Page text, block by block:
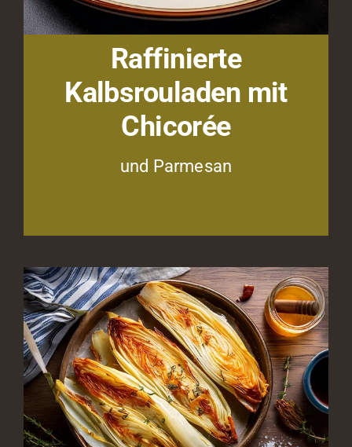
Raffinierte
Kalbsrouladen mit
Chicorée
und Parmesan